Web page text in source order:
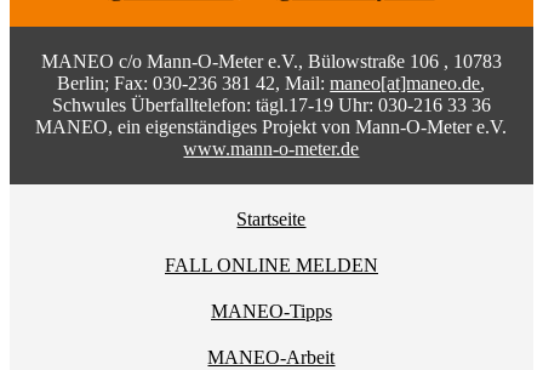
MANEO c/o Mann-O-Meter e.V., Bülowstraße 106 , 10783
Berlin; Fax: 030-236 381 42, Mail:maneo[at]maneo.de,
Schwules Überfalltelefon: tägl.17-19 Uhr: 030-216 33 36
MANEO, ein eigenständiges Projekt von Mann-O-Meter e.V.
www.mann-o-meter.de
Startseite
FALL ONLINE MELDEN
MANEO-Tipps
MANEO-Arbeit